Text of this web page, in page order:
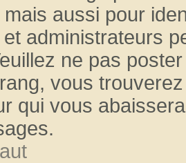
aussi pour
administrateurs
ne pas
vous
qui vous